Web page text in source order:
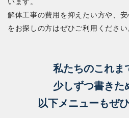
解体工事の費用を抑えたい方や、
をお探しの方はぜひご利用ください
私たちのこれま
少しずつ書きた
以下メニューもぜ